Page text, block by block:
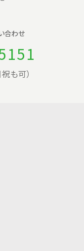
合わせ
も可）